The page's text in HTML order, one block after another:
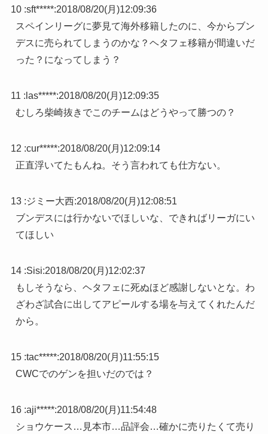
10 :sft*****:2018/08/20(月)12:09:36
スペインリーグに夢見て海外移籍したのに、今からブン
デスに売られてしまうのかな？ヘタフェ移籍が間違いだ
った？になってしまう？
11 : las*****:2018/08/20(月)12:09:35
むしろ柴崎抜きでこのチームはどうやって勝つの？
12 :cur*****:2018/08/20(月)12:09:14
正直浮いてたもんね。そう言われても仕方ない。
13 :ジミー大西:2018/08/20(月)12:08:51
ブンデスには行かないでほしいな、できればリーガにい
てほしい
14 :Sisi:2018/08/20(月)12:02:37
もしそうなら、ヘタフェに死ぬほど感謝しないとな。わ
ざわざ試合に出してアピールする場を与えてくれたんだ
から。
15 :tac*****:2018/08/20(月)11:55:15
CWCでのゲンを担いだのでは？
16 :aji*****:2018/08/20(月)11:54:48
ショウケース…見本市…品評会…確かに売りたくて売り